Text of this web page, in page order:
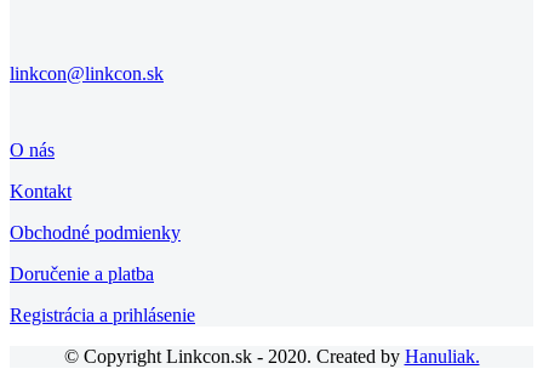
linkcon@linkcon.sk
O nás
Kontakt
Obchodné podmienky
Doručenie a platba
Registrácia a prihlásenie
© Copyright Linkcon.sk - 2020. Created by Hanuliak.